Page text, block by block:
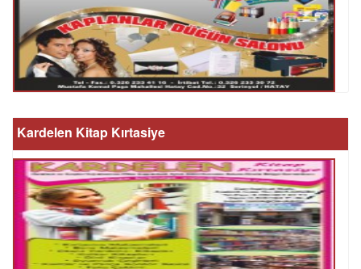
Kardelen Kitap Kırtasiye